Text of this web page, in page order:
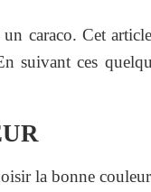
caraco. Cet
suivant ces
la bonne